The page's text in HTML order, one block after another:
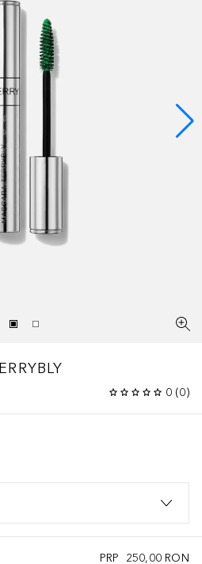
0 (0)
PRP 250,00 RON